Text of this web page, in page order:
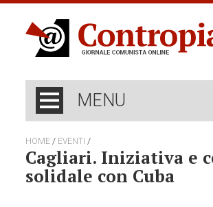
MENU
HOME / EVENTI /
Cagliari. Iniziativa e
solidale con Cuba